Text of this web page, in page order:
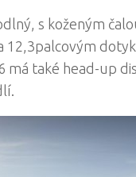
s koženým
12,3palcovým
má také head-up